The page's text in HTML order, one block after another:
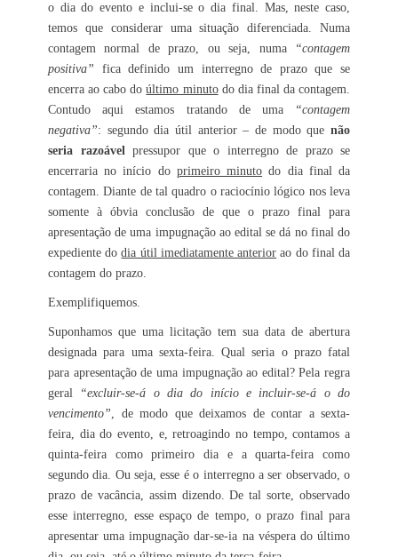
o dia do evento e inclui-se o dia final. Mas, neste caso,
temos que considerar uma situação diferenciada. Numa
contagem normal de prazo, ou seja, numa
“contagem
positiva” fica definido um interregno de prazo que se
encerra ao cabo doúltimo minutodo dia final da contagem.
Contudo aqui estamos tratando de uma
“contagem
negativa”: segundo dia útil anterior – de modo que não
seria razoávelpressupor que o interregno de prazo se
encerraria no início do primeiro minuto do dia final da
contagem. Diante de tal quadro o raciocínio lógico nos leva
somente à óbvia conclusão de que o prazo final para
apresentação de uma impugnação ao edital se dá no final do
expediente dodia útil imediatamente anterior ao do final da
contagem do prazo.
Exemplifiquemos.
Suponhamos que uma licitação tem sua data de abertura
designada para uma sexta-feira. Qual seria o prazo fatal
para apresentação de uma impugnação ao edital? Pela regra
geral
“excluir-se-á o dia do início e incluir-se-á o do
vencimento”, de modo que deixamos de contar a sexta-
feira, dia do evento, e, retroagindo no tempo, contamos a
quinta-feira como primeiro dia e a quarta-feira como
segundo dia. Ou seja, esse é o interregno a ser observado, o
prazo de vacância, assim dizendo. De tal sorte, observado
esse interregno, esse espaço de tempo, o prazo final para
apresentar uma impugnação dar-se-ia na véspera do último